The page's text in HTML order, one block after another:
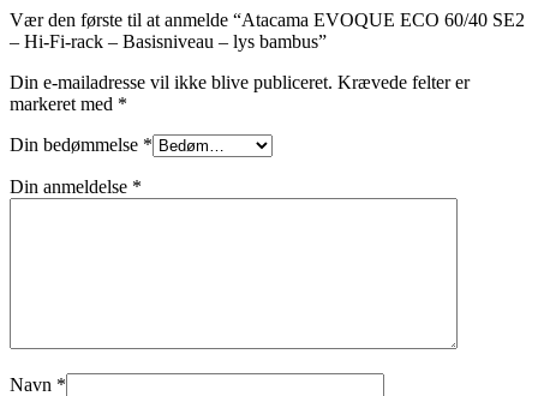
Vær den første til at anmelde “Atacama EVOQUE ECO 60/40 SE2
– Hi-Fi-rack – Basisniveau – lys bambus”
Din e-mailadresse vil ikke blive publiceret. Krævede felter er
markeret med *
Din bedømmelse *
Din anmeldelse *
Navn *